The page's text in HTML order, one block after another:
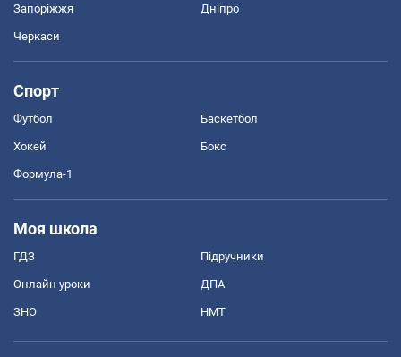
Запоріжжя Дніпро
Черкаси
Спорт
Футбол Баскетбол
Хокей Бокс
Формула-1
Моя школа
ГДЗ Підручники
Онлайн уроки ДПА
ЗНО НМТ